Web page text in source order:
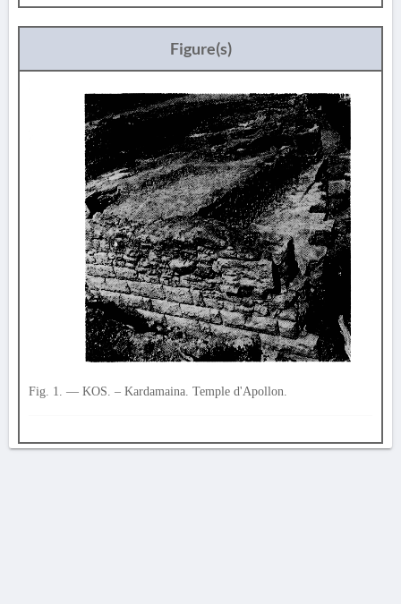
Figure(s)
Fig. 1. — KOS. – Kardamaina. Temple d'Apollon.